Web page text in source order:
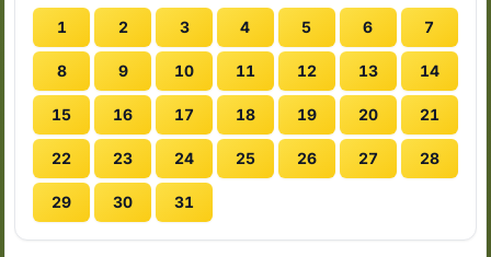
1 2 3 4 5 6 7
8 9 10 11 12 13 14
15 16 17 18 19 20 21
22 23 24 25 26 27 28
29 30 31